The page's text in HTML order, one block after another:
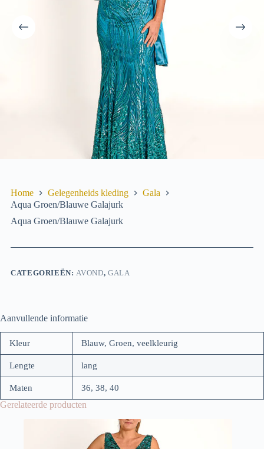
Home Gelegenheids­ kleding
Gala
Aqua Groen/Blauwe Galajurk
Aqua Groen/Blauwe Galajurk
CATEGORIEËN: AVOND, GALA
Aanvullende informatie
Kleur Blauw, Groen, veelkleurig
Lengte lang
Maten 36, 38, 40
Gerelateerde producten